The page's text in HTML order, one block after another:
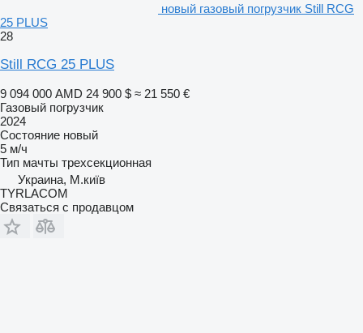
новый газовый погрузчик Still RCG
25 PLUS
28
Still RCG 25 PLUS
9 094 000 AMD 24 900 $ ≈ 21 550 €
Газовый погрузчик
2024
Состояние новый
5 м/ч
Тип мачты трехсекционная
Украина, М.київ
TYRLACOM
Связаться с продавцом